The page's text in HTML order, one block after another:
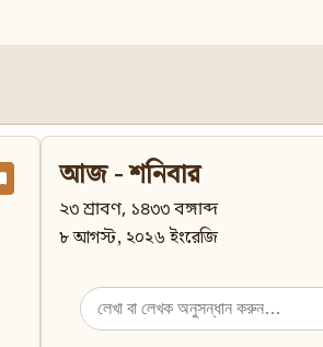
আজ - শনিবার
২৩ শ্রাবণ, ১৪৩৩ বঙ্গাব্দ
৮ আগস্ট, ২০২৬ ইংরেজি
Search
for: